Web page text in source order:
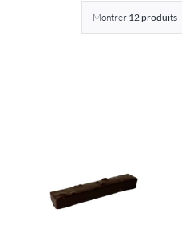
Montrer 12 produits